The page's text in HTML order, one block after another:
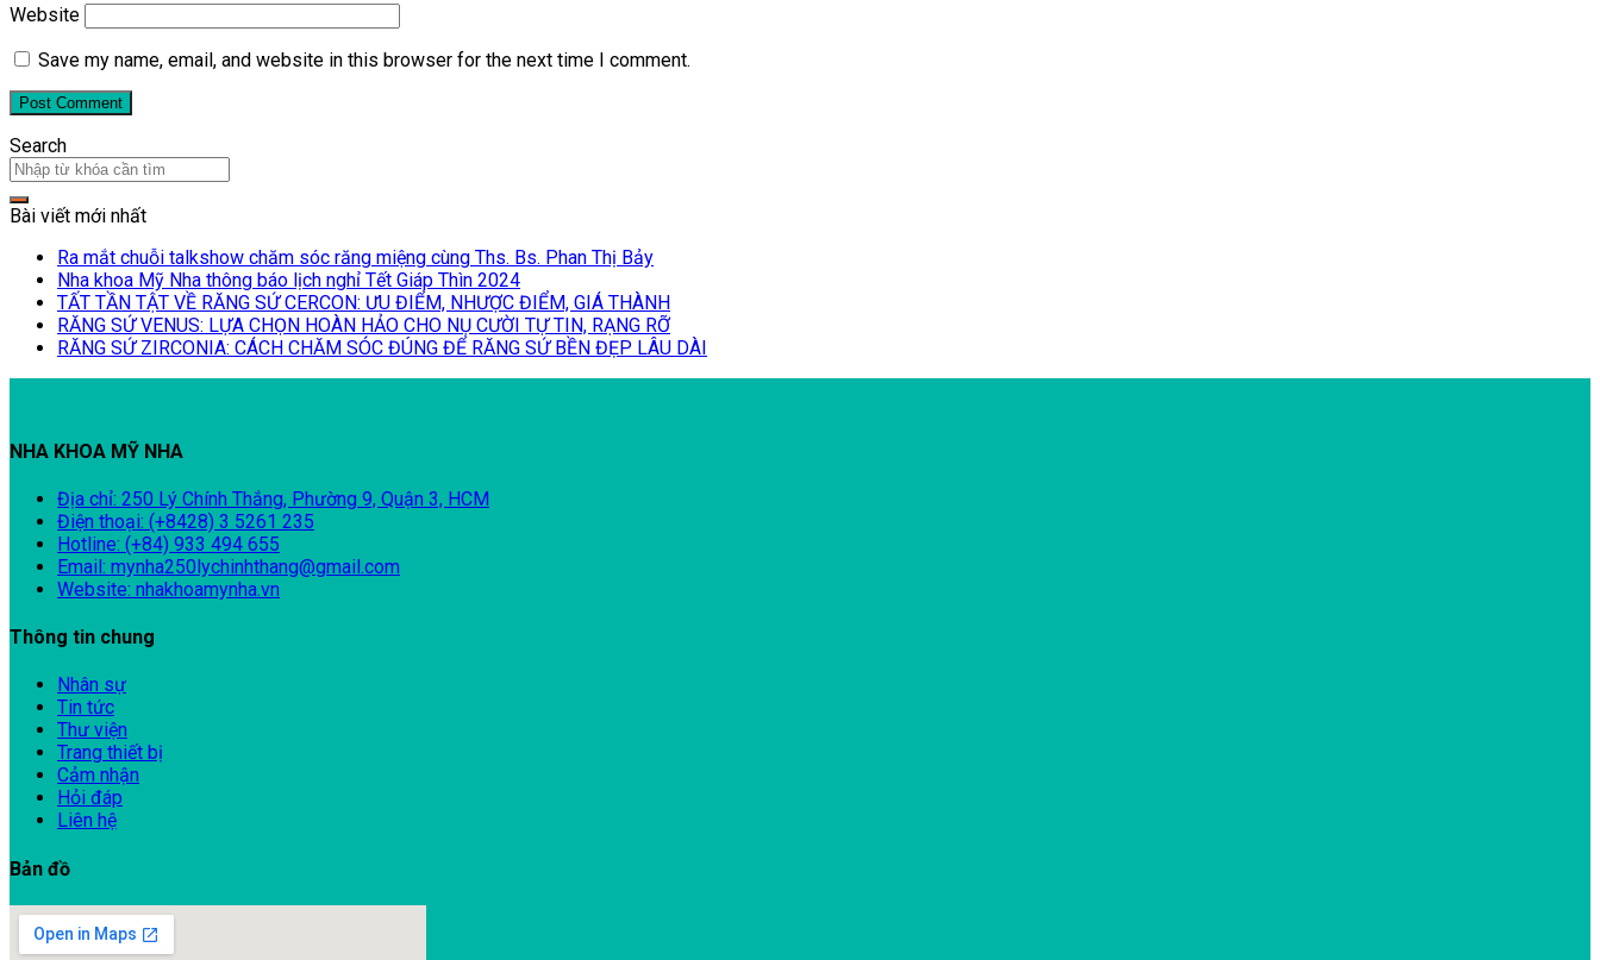
Website
Save my name, email, and website in this browser for the next time I comment.
Search
Bài viết mới nhất
Ra mắt chuỗi talkshow chăm sóc răng miệng cùng Ths. Bs. Phan Thị Bảy
Nha khoa Mỹ Nha thông báo lịch nghỉ Tết Giáp Thìn 2024
TẤT TẦN TẬT VỀ RĂNG SỨ CERCON: ƯU ĐIỂM, NHƯỢC ĐIỂM, GIÁ THÀNH
RĂNG SỨ VENUS: LỰA CHỌN HOÀN HẢO CHO NỤ CƯỜI TỰ TIN, RẠNG RỠ
RĂNG SỨ ZIRCONIA: CÁCH CHĂM SÓC ĐÚNG ĐỂ RĂNG SỨ BỀN ĐẸP LÂU DÀI
NHA KHOA MỸ NHA
Địa chỉ: 250 Lý Chính Thắng, Phường 9, Quận 3, HCM
Điện thoại: (+8428) 3 5261 235
Hotline: (+84) 933 494 655
Email: mynha250lychinhthang@gmail.com
Website: nhakhoamynha.vn
Thông tin chung
Nhân sự
Tin tức
Thư viện
Trang thiết bị
Cảm nhận
Hỏi đáp
Liên hệ
Bản đồ